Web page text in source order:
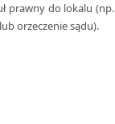
prawny do lokalu (np.
orzeczenie sądu).